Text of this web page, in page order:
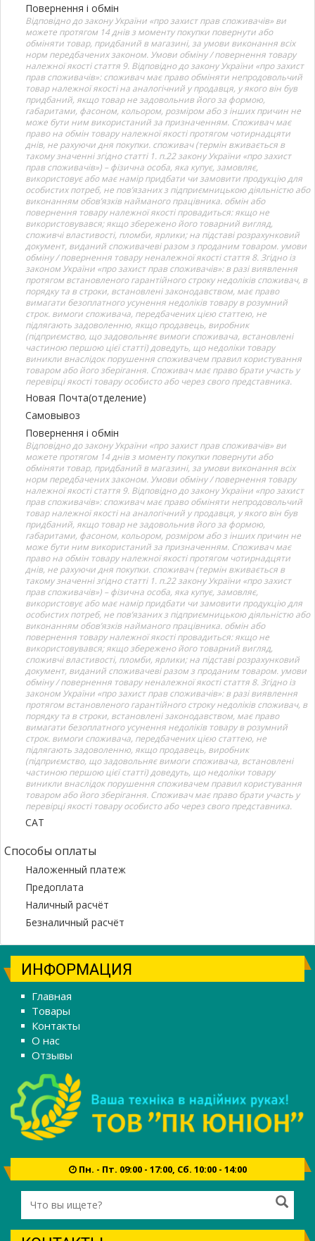
Повернення і обмін
Відповідно до закону України «про захист прав споживачів» ви
можете протягом 14 днів з моменту покупки повернути або
обміняти товар, придбаний в магазині, за умови виконання всіх
норм передбачених законом. Умови обміну / повернення товару
належної якості стаття 9. Відповідно до закону України «про захист
прав споживачів»: споживач має право обміняти непродовольчий
товар належної якості на аналогічний у продавця, у якого він був
придбаний, якщо товар не задовольнив його за формою,
габаритами, фасоном, кольором, розміром або з інших причин не
може бути ним використаний за призначенням. Споживач має
право на обмін товару належної якості протягом чотирнадцяти
днів, не рахуючи дня покупки. споживач (термін вживається в
такому значенні згідно статті 1. п.22 закону України «про захист
прав споживачів») – фізична особа, яка купує, замовляє,
використовує або має намір придбати чи замовити продукцію для
особистих потреб, не пов’язаних з підприємницькою діяльністю або
виконанням обов’язків найманого працівника. обмін або
повернення товару належної якості провадиться: якщо не
використовувався; якщо збережено його товарний вигляд,
споживчі властивості, пломби, ярлики; на підставі розрахунковий
документ, виданий споживачеві разом з проданим товаром. умови
обміну / повернення товару неналежної якості стаття 8. Згідно із
законом України «про захист прав споживачів»: в разі виявлення
протягом встановленого гарантійного строку недоліків споживач, в
порядку та в строки, встановлені законодавством, має право
вимагати безоплатного усунення недоліків товару в розумний
строк. вимоги споживача, передбачених цією статтею, не
підлягають задоволенню, якщо продавець, виробник
(підприємство, що задовольняє вимоги споживача, встановлені
частиною першою цієї статті) доведуть, що недоліки товару
виникли внаслідок порушення споживачем правил користування
товаром або його зберігання. Споживач має право брати участь у
перевірці якості товару особисто або через свого представника.
Новая Почта(отделение)
Самовывоз
Повернення і обмін
Відповідно до закону України «про захист прав споживачів» ви
можете протягом 14 днів з моменту покупки повернути або
обміняти товар, придбаний в магазині, за умови виконання всіх
норм передбачених законом. Умови обміну / повернення товару
належної якості стаття 9. Відповідно до закону України «про захист
прав споживачів»: споживач має право обміняти непродовольчий
товар належної якості на аналогічний у продавця, у якого він був
придбаний, якщо товар не задовольнив його за формою,
габаритами, фасоном, кольором, розміром або з інших причин не
може бути ним використаний за призначенням. Споживач має
право на обмін товару належної якості протягом чотирнадцяти
днів, не рахуючи дня покупки. споживач (термін вживається в
такому значенні згідно статті 1. п.22 закону України «про захист
прав споживачів») – фізична особа, яка купує, замовляє,
використовує або має намір придбати чи замовити продукцію для
особистих потреб, не пов’язаних з підприємницькою діяльністю або
виконанням обов’язків найманого працівника. обмін або
повернення товару належної якості провадиться: якщо не
використовувався; якщо збережено його товарний вигляд,
споживчі властивості, пломби, ярлики; на підставі розрахунковий
документ, виданий споживачеві разом з проданим товаром. умови
обміну / повернення товару неналежної якості стаття 8. Згідно із
законом України «про захист прав споживачів»: в разі виявлення
протягом встановленого гарантійного строку недоліків споживач, в
порядку та в строки, встановлені законодавством, має право
вимагати безоплатного усунення недоліків товару в розумний
строк. вимоги споживача, передбачених цією статтею, не
підлягають задоволенню, якщо продавець, виробник
(підприємство, що задовольняє вимоги споживача, встановлені
частиною першою цієї статті) доведуть, що недоліки товару
виникли внаслідок порушення споживачем правил користування
товаром або його зберігання. Споживач має право брати участь у
перевірці якості товару особисто або через свого представника.
САТ
Способы оплаты
Наложенный платеж
Предоплата
Наличный расчёт
Безналичный расчёт
ИНФОРМАЦИЯ
Главная
Товары
Контакты
О нас
Отзывы
Пн. - Пт. 09:00 - 17:00, Сб. 10:00 - 14:00